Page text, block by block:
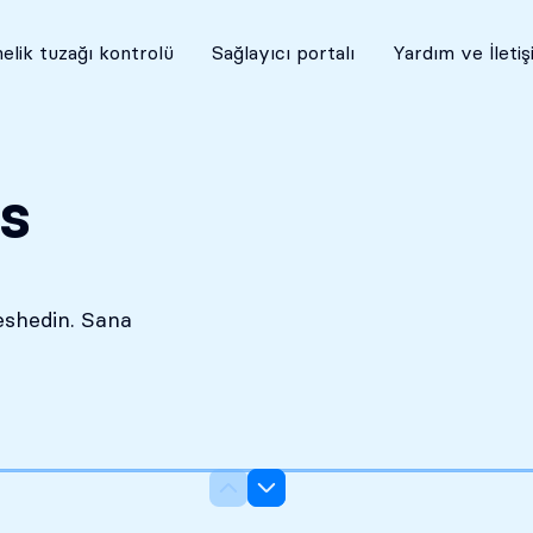
tuzağı kontrolü Sağlayıcı portalı Yardım ve
Sana